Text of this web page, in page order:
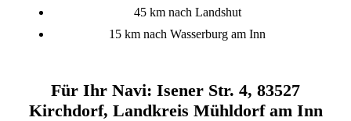
45 km nach Landshut
15 km nach Wasserburg am Inn
Für Ihr Navi: Isener Str. 4, 83527
Kirchdorf, Landkreis Mühldorf am Inn